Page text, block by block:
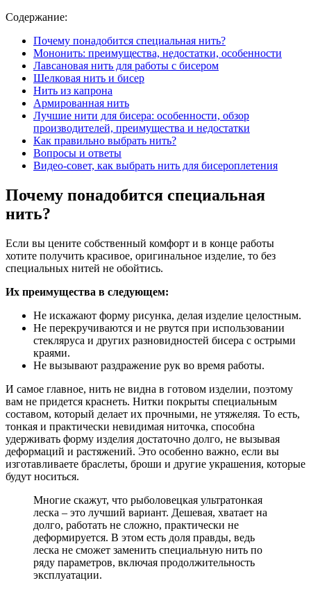
Содержание:
Почему понадобится специальная нить?
Мононить: преимущества, недостатки, особенности
Лавсановая нить для работы с бисером
Шелковая нить и бисер
Нить из капрона
Армированная нить
Лучшие нити для бисера: особенности, обзор
производителей, преимущества и недостатки
Как правильно выбрать нить?
Вопросы и ответы
Видео-совет, как выбрать нить для бисероплетения
Почему понадобится специальная
нить?
Если вы цените собственный комфорт и в конце работы
хотите получить красивое, оригинальное изделие, то без
специальных нитей не обойтись.
Их преимущества в следующем:
Не искажают форму рисунка, делая изделие целостным.
Не перекручиваются и не рвутся при использовании
стекляруса и других разновидностей бисера с острыми
краями.
Не вызывают раздражение рук во время работы.
И самое главное, нить не видна в готовом изделии, поэтому
вам не придется краснеть. Нитки покрыты специальным
составом, который делает их прочными, не утяжеляя. То есть,
тонкая и практически невидимая ниточка, способна
удерживать форму изделия достаточно долго, не вызывая
деформаций и растяжений. Это особенно важно, если вы
изготавливаете браслеты, броши и другие украшения, которые
будут носиться.
Многие скажут, что рыболовецкая ультратонкая
леска – это лучший вариант. Дешевая, хватает на
долго, работать не сложно, практически не
деформируется. В этом есть доля правды, ведь
леска не сможет заменить специальную нить по
ряду параметров, включая продолжительность
эксплуатации.